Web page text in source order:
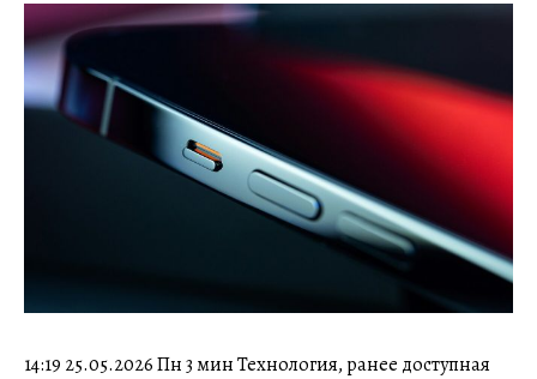
14:19 25.05.2026 Пн 3 мин Технология, ранее доступная